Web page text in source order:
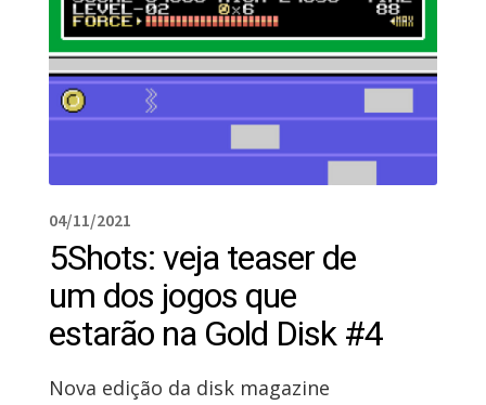
04/11/2021
5Shots: veja teaser de
um dos jogos que
estarão na Gold Disk #4
Nova edição da disk magazine